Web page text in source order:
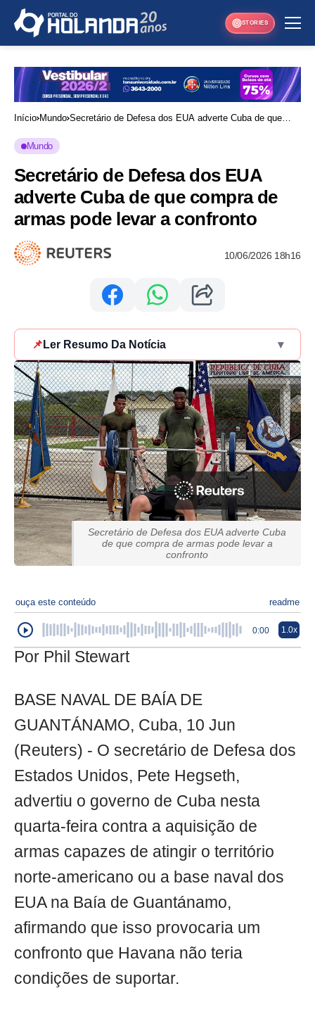
STORIES
Início Mundo Secretário de Defesa dos EUA adverte Cuba de que
Mundo
Secretário de Defesa dos EUA
adverte Cuba de que compra de
armas pode levar a confronto
10/06/2026 18h16
📌 Ler Resumo Da Notícia ▾
Secretário de Defesa dos EUA adverte Cuba
de que compra de armas pode levar a
confronto
ouça este conteúdo readme
0:00 1.0x
Por Phil Stewart
BASE NAVAL DE BAÍA DE
GUANTÁNAMO, Cuba, 10 Jun
(Reuters) - O secretário de Defesa dos
Estados Unidos, Pete Hegseth,
advertiu o governo de Cuba nesta
quarta-feira contra a aquisição de
armas capazes de atingir o território
norte-americano ou a base naval dos
EUA na Baía de Guantánamo,
afirmando que isso provocaria um
confronto que Havana não teria
condições de suportar.